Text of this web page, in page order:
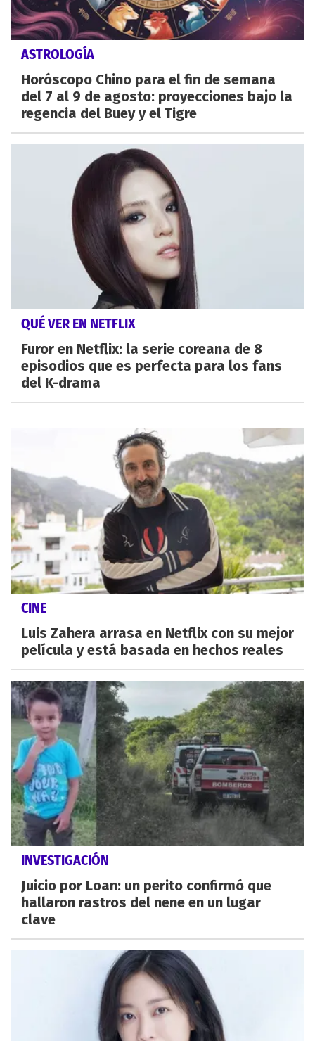
ASTROLOGÍA
Horóscopo Chino para el fin de semana
del 7 al 9 de agosto: proyecciones bajo la
regencia del Buey y el Tigre
QUÉ VER EN NETFLIX
Furor en Netflix: la serie coreana de 8
episodios que es perfecta para los fans
del K-drama
CINE
Luis Zahera arrasa en Netflix con su mejor
película y está basada en hechos reales
INVESTIGACIÓN
Juicio por Loan: un perito confirmó que
hallaron rastros del nene en un lugar
clave